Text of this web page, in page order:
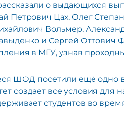
о выдающихся
Петрович Цах, Олег
Вольмер,
и Сергей Оттович
в МГУ, узнав
ШОД посетили ещё одно
создает все условия
студентов во